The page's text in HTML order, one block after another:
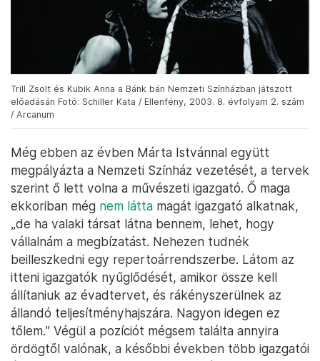
Trill Zsolt és Kubik Anna a Bánk bán Nemzeti Színházban játszott
előadásán Fotó: Schiller Kata / Ellenfény, 2003. 8. évfolyam 2. szám
/ Arcanum
Még ebben az évben Márta Istvánnal együtt
megpályázta a Nemzeti Színház vezetését, a tervek
szerint ő lett volna a művészeti igazgató. Ő maga
ekkoriban még nem látta magát igazgató alkatnak,
„de ha valaki társat látna bennem, lehet, hogy
vállalnám a megbízatást. Nehezen tudnék
beilleszkedni egy repertoárrendszerbe. Látom az
itteni igazgatók nyűglődését, amikor össze kell
állítaniuk az évadtervet, és rákényszerülnek az
állandó teljesítményhajszára. Nagyon idegen ez
tőlem.” Végül a pozíciót mégsem találta annyira
ördögtől valónak, a későbbi években több igazgatói